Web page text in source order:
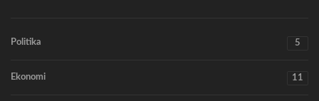
Politika 5
Ekonomi 11